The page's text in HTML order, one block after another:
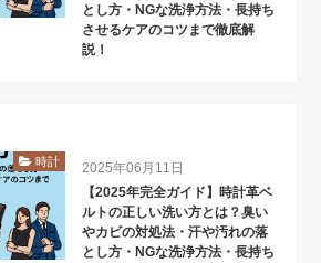
とし方・NGな洗浄方法・長持ち
させるケアのコツまで徹底解
説！
時計
2025年06月11日
【2025年完全ガイド】時計革ベ
ルトの正しい洗い方とは？臭い
やカビの対処法・汗や汚れの落
とし方・NGな洗浄方法・長持ち